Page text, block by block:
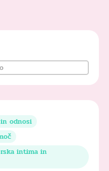
odnosi
intima in